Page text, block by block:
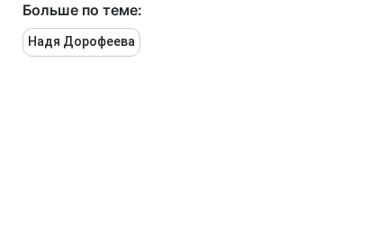
Больше по теме:
Надя Дорофеева